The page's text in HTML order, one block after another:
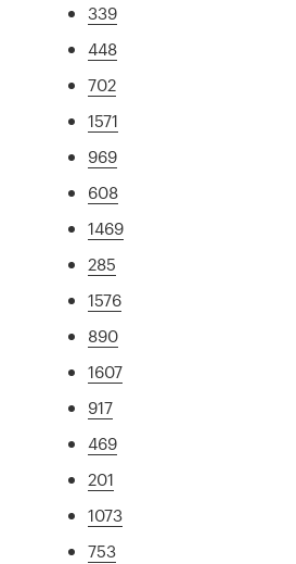
339
448
702
1571
969
608
1469
285
1576
890
1607
917
469
201
1073
753